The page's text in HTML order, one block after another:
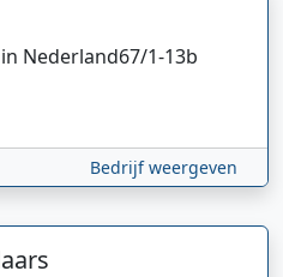
Nederland67/1-13b
Bedrijf weergeven